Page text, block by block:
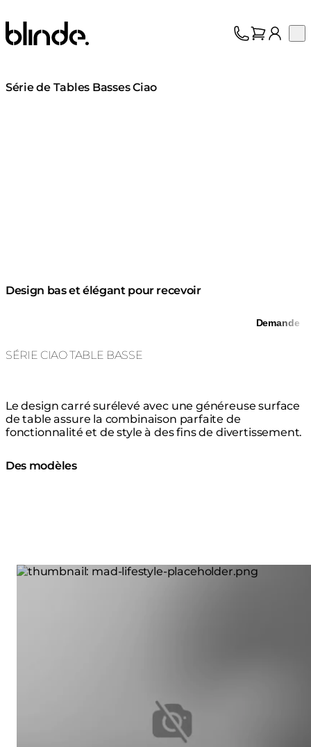
Blinde Design
Assistance
Série de Tables Basses Ciao
Design bas et élégant pour recevoir
Demande
SÉRIE CIAO TABLE BASSE
Le design carré surélevé avec une généreuse surface
de table assure la combinaison parfaite de
fonctionnalité et de style à des fins de divertissement.
Des modèles
Loading image...